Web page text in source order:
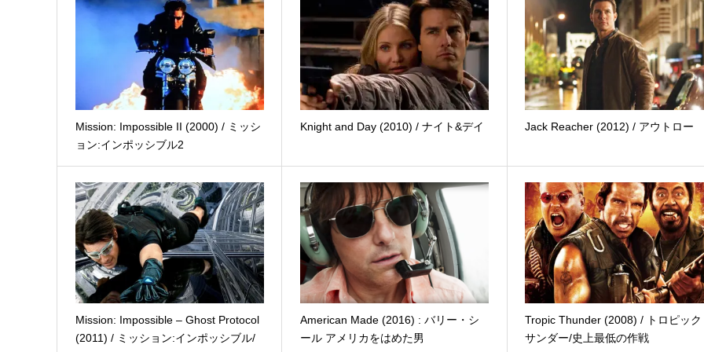
Mission: Impossible II (2000) / ミッシ
ョン:インポッシブル2
Knight and Day (2010) / ナイト&デイ Jack Reacher (2012) / アウトロー
Mission: Impossible – Ghost Protocol
(2011) / ミッション:インポッシブル/
American Made (2016) : バリー・シ
ール アメリカをはめた男
Tropic Thunder (2008) / トロピック
サンダー/史上最低の作戦